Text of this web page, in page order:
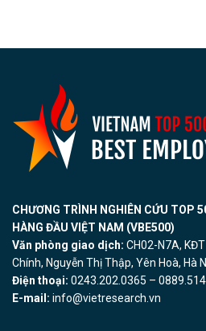
CHƯƠNG TRÌNH NGHIÊN CỨU TOP
HÀNG ĐẦU VIỆT NAM (VBE500)
Văn phòng giao dịch: CH02-N7A,
Chính, Nguyễn Thị Thập, Yên Hoà, Hà
Điện thoại: 0243.202.0365 –
E-mail: info@vietresearch.vn